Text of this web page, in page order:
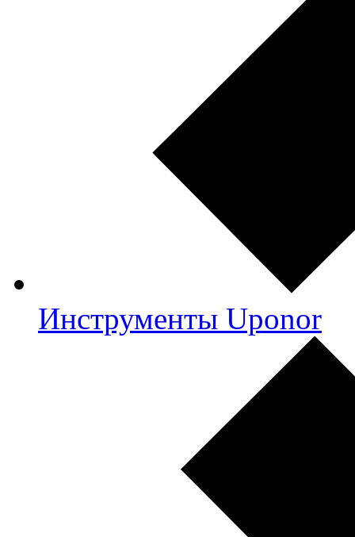
Инструменты Uponor